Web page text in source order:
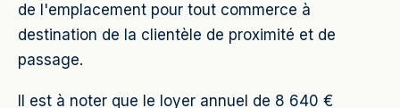
de l'emplacement pour tout commerce à
destination de la clientèle de proximité et de
passage.
Il est à noter que le loyer annuel de 8 640 €